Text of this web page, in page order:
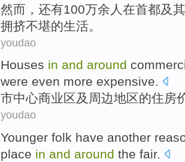
然而 ， 还有100万余 人 在首都及其
拥挤不堪的生活。
youdao
Houses in and around
were even more expensive.
市中心商业区及 周边地区的住房
youdao
Younger folk have another
place in and around the fair.